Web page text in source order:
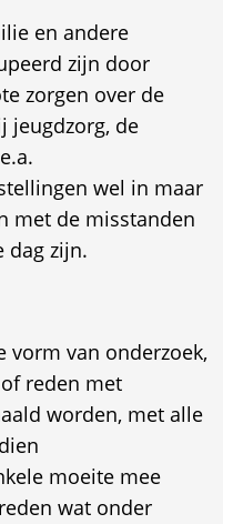
en andere
zijn door
zorgen over de
jeugdzorg, de
wel in maar
met de misstanden
dag zijn.
vorm van onderzoek,
reden met
worden, met alle
moeite mee
wat onder